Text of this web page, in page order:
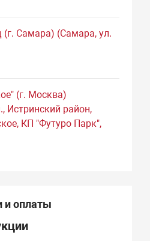
(г. Самара) (Самара, ул.
(г. Москва)
Истринский район,
КП "Футуро Парк",
и оплаты